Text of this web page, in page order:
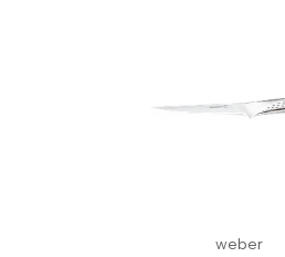
weber